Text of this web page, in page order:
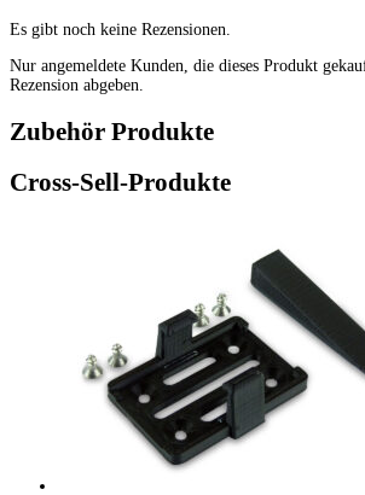
Es gibt noch keine Rezensionen.
Nur angemeldete Kunden, die dieses Produkt
Rezension abgeben.
Zubehör Produkte
Cross-Sell-Produkte